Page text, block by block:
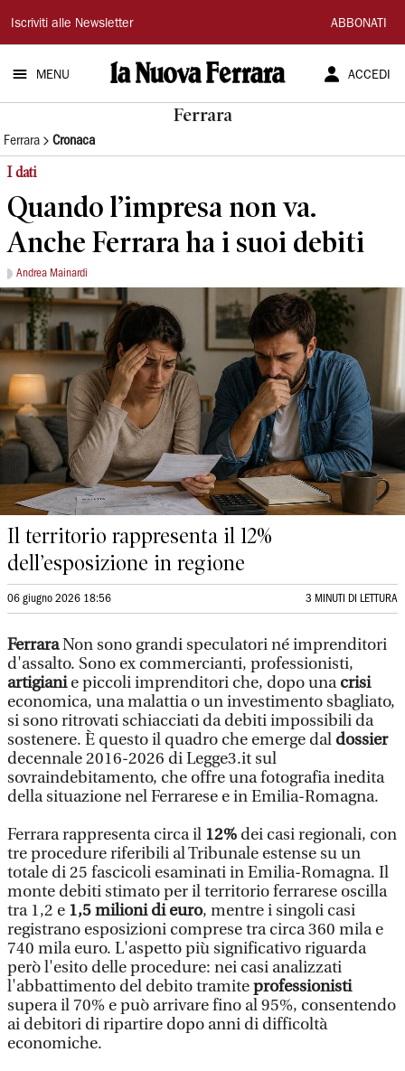
La
Nuova
Ferrara
Iscriviti alle Newsletter ABBONATI
MENU ACCEDI
Ferrara
Ferrara Cronaca
I dati
Quando l’impresa non va.
Anche Ferrara ha i suoi debiti
Andrea Mainardi
Il territorio rappresenta il 12%
dell’esposizione in regione
06 giugno 2026 18:56 3 MINUTI DI LETTURA
FerraraNon sono grandi speculatori né imprenditori
d'assalto. Sono ex commercianti, professionisti,
artigianie piccoli imprenditori che, dopo unacrisi
economica, una malattia o un investimento sbagliato,
si sono ritrovati schiacciati da debiti impossibili da
sostenere. È questo il quadro che emerge dal dossier
decennale 2016-2026 di Legge3.it sul
sovraindebitamento, che offre una fotografia inedita
della situazione nel Ferrarese e in Emilia-Romagna.
Ferrara rappresenta circa il 12% dei casi regionali, con
tre procedure riferibili al Tribunale estense su un
totale di 25 fascicoli esaminati in Emilia-Romagna. Il
monte debiti stimato per il territorio ferrarese oscilla
tra 1,2 e 1,5 milioni di euro, mentre i singoli casi
registrano esposizioni comprese tra circa 360 mila e
740 mila euro. L'aspetto più significativo riguarda
però l'esito delle procedure: nei casi analizzati
l'abbattimento del debito tramiteprofessionisti
supera il 70% e può arrivare fino al 95%, consentendo
ai debitori di ripartire dopo anni di difficoltà
economiche.